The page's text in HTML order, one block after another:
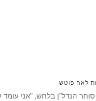
לאה פוטש
הנדל"ן בלחש, "אני עומד